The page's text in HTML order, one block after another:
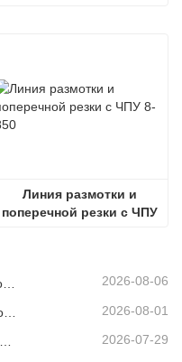
Линия размотки и
поперечной резки с ЧПУ
2026-08-06
2026-08-01
Высокоточная правка для улучшения плоскостности листа 2026-07-29